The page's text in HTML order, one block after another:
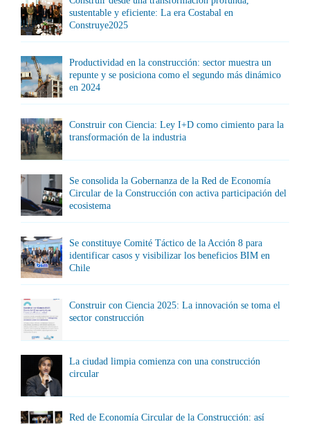
sustentable y eficiente: La era Costabal en
Construye2025
Productividad en la construcción: sector muestra un
repunte y se posiciona como el segundo más dinámico
en 2024
Construir con Ciencia: Ley I+D como cimiento para la
transformación de la industria
Se consolida la Gobernanza de la Red de Economía
Circular de la Construcción con activa participación del
ecosistema
Se constituye Comité Táctico de la Acción 8 para
identificar casos y visibilizar los beneficios BIM en
Chile
Construir con Ciencia 2025: La innovación se toma el
sector construcción
La ciudad limpia comienza con una construcción
circular
Red de Economía Circular de la Construcción: así